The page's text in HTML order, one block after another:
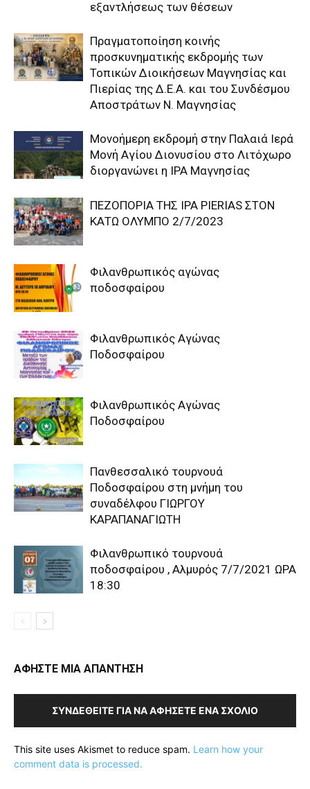
εξαντλήσεως των θέσεων
Πραγματοποίηση κοινής
προσκυνηματικής εκδρομής των
Τοπικών Διοικήσεων Μαγνησίας και
Πιερίας της Δ.Ε.Α. και του Συνδέσμου
Αποστράτων Ν. Μαγνησίας
Μονοήμερη εκδρομή στην Παλαιά Ιερά
Μονή Αγίου Διονυσίου στο Λιτόχωρο
διοργανώνει η IPA Μαγνησίας
ΠΕΖΟΠΟΡΙΑ ΤΗΣ IPA PIERIAS ΣΤΟΝ
ΚΑΤΩ ΟΛΥΜΠΟ 2/7/2023
Φιλανθρωπικός αγώνας
ποδοσφαίρου
Φιλανθρωπικός Αγώνας
Ποδοσφαίρου
Φιλανθρωπικός Αγώνας
Ποδοσφαίρου
Πανθεσσαλικό τουρνουά
Ποδοσφαίρου στη μνήμη του
συναδέλφου ΓΙΩΡΓΟΥ
ΚΑΡΑΠΑΝΑΓΙΩΤΗ
Φιλανθρωπικό τουρνουά
ποδοσφαίρου , Αλμυρός 7/7/2021 ΩΡΑ
18:30
ΑΦΗΣΤΕ ΜΙΑ ΑΠΑΝΤΗΣΗ
ΣΥΝΔΕΘΕΊΤΕ ΓΙΑ ΝΑ ΑΦΉΣΕΤΕ ΈΝΑ ΣΧΌΛΙΟ
This site uses Akismet to reduce spam. Learn how your
comment data is processed.